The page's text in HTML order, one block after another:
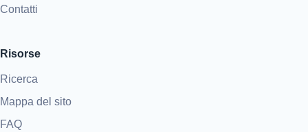
Contatti
Risorse
Ricerca
Mappa del sito
FAQ